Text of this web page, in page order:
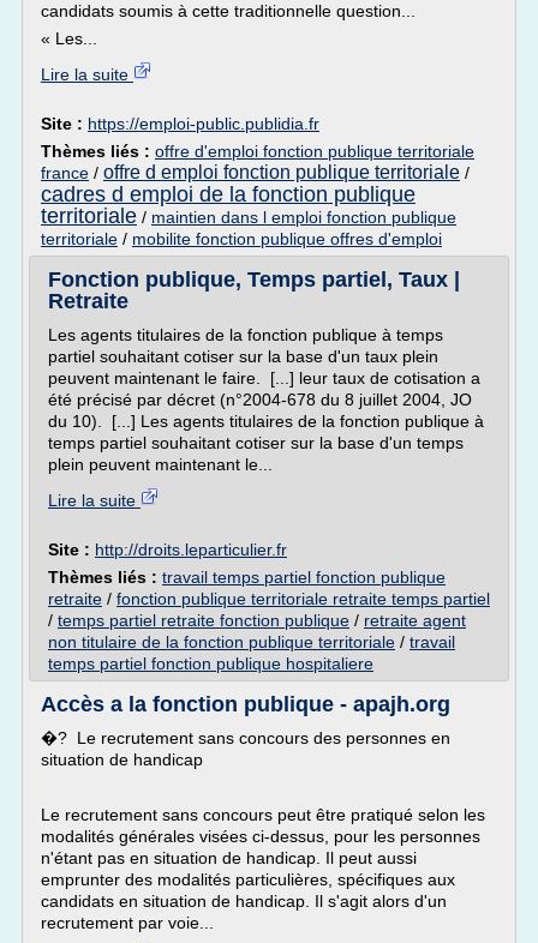
candidats soumis à cette traditionnelle question...
« Les...
Lire la suite
Site : https://emploi-public.publidia.fr
Thèmes liés : offre d'emploi fonction publique territoriale
france / offre d emploi fonction publique territoriale /
cadres d emploi de la fonction publique
territoriale / maintien dans l emploi fonction publique
territoriale / mobilite fonction publique offres d'emploi
Fonction publique, Temps partiel, Taux |
Retraite
Les agents titulaires de la fonction publique à temps
partiel souhaitant cotiser sur la base d'un taux plein
peuvent maintenant le faire. [...] leur taux de cotisation a
été précisé par décret (n°2004-678 du 8 juillet 2004, JO
du 10). [...] Les agents titulaires de la fonction publique à
temps partiel souhaitant cotiser sur la base d'un temps
plein peuvent maintenant le...
Lire la suite
Site : http://droits.leparticulier.fr
Thèmes liés : travail temps partiel fonction publique
retraite / fonction publique territoriale retraite temps partiel
/ temps partiel retraite fonction publique / retraite agent
non titulaire de la fonction publique territoriale / travail
temps partiel fonction publique hospitaliere
Accès a la fonction publique - apajh.org
�? Le recrutement sans concours des personnes en
situation de handicap
Le recrutement sans concours peut être pratiqué selon les
modalités générales visées ci-dessus, pour les personnes
n'étant pas en situation de handicap. Il peut aussi
emprunter des modalités particulières, spécifiques aux
candidats en situation de handicap. Il s'agit alors d'un
recrutement par voie...